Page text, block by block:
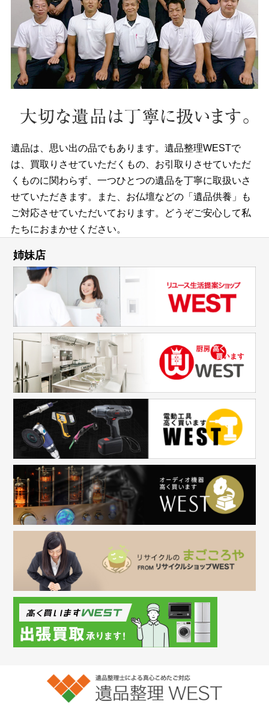
遺品は、思い出の品でもあります。遺品整理WESTで
は、買取りさせていただくもの、お引取りさせていただ
くものに関わらず、一つひとつの遺品を丁寧に取扱いさ
せていただきます。また、お仏壇などの「遺品供養」も
ご対応させていただいております。どうぞご安心して私
たちにおまかせください。
姉妹店